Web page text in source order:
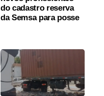
do cadastro reserva
da Semsa para posse